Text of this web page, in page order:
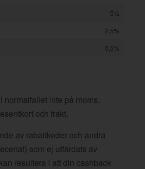
5%
2,5%
0,5%
normalfallet inte på moms,
och frakt.
av rabattkoder och andra
som ej utfärdats av
resultera i att din cashback